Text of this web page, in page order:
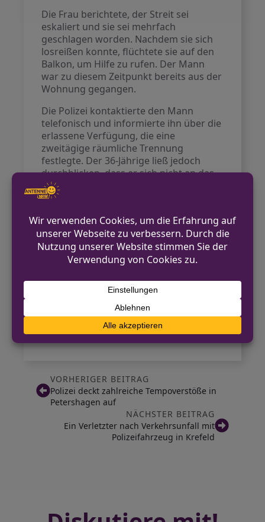
Die Frau berichtete, der Streit sei
eskaliert und sie sei mehrfach
geschlagen worden. Nachdem sie sich
losreißen konnte, flüchtete sie auf den
Balkon, um Hilfe zu rufen. Der Mann
war zu diesem Zeitpunkt bereits aus der
Wohnung gegangen.
Die Polizei kontaktierte den Mann
telefonisch und informierte ihn über die
erlassene Verfügung, die eine
zweitägige räumliche Trennung
festlegte. Der 36-Jährige ließ jedoch
durchblicken, dass er sich nicht an das
Verbot halten wolle. Zudem wies er
darauf hin, dass seine Frau seine Sicht
würde. Trotz der Mahnungen der
Beamten über mögliche rechtliche
Konsequenzen, einschließlich eines
Zwangsgeldes und einer potenziellen
uneinsichtig.
Gegen ihn wurde ein Strafverfahren
wegen Körperverletzung und
Bedrohung eingeleitet.
VORHERIGER BEITRAG
Polizei deckt zahlreiche Tempoverstöße in
Petershagen auf
NÄCHSTER BEITRAG
Ein Verletzter nach Verkehrsunfall mit
Polizeifahrzeug in Krefeld